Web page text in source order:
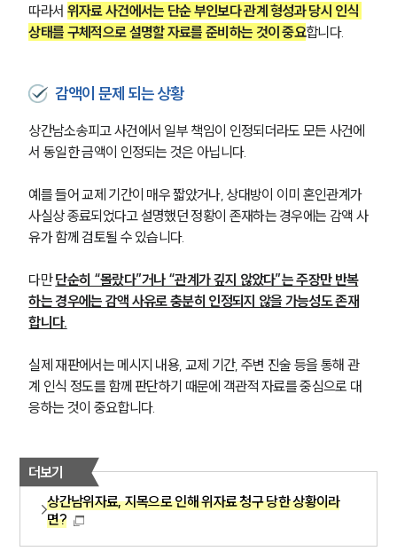
따라서 위자료 사건에서는 단순 부인보다 관계 형성과 당시 인식
상태를 구체적으로 설명할 자료를 준비하는 것이 중요합니다.
감액이 문제 되는 상황
상간남소송피고 사건에서 일부 책임이 인정되더라도 모든 사건에
서 동일한 금액이 인정되는 것은 아닙니다.
예를 들어 교제 기간이 매우 짧았거나, 상대방이 이미 혼인관계가
사실상 종료되었다고 설명했던 정황이 존재하는 경우에는 감액 사
유가 함께 검토될 수 있습니다.
다만 단순히 “몰랐다”거나 “관계가 깊지 않았다”는 주장만 반복
하는 경우에는 감액 사유로 충분히 인정되지 않을 가능성도 존재
합니다.
실제 재판에서는 메시지 내용, 교제 기간, 주변 진술 등을 통해 관
계 인식 정도를 함께 판단하기 때문에 객관적 자료를 중심으로 대
응하는 것이 중요합니다.
더보기
상간남위자료, 지목으로 인해 위자료 청구 당한 상황이라
면?